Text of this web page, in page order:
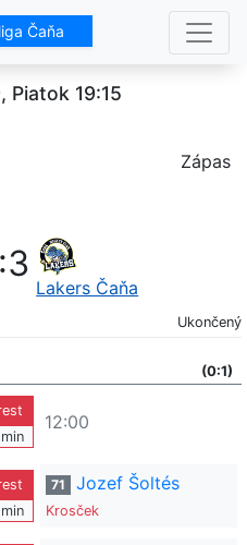
Čaňa
Piatok 19:15
Zápas
:3
Lakers Čaňa
Ukončený
(0:1)
12:00
71 Jozef Šoltés
Krosček